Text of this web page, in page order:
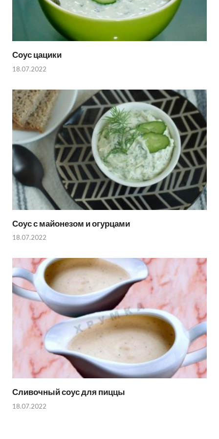
Соус цацики
18.07.2022
Соус с майонезом и огурцами
18.07.2022
Сливочный соус для пиццы
18.07.2022